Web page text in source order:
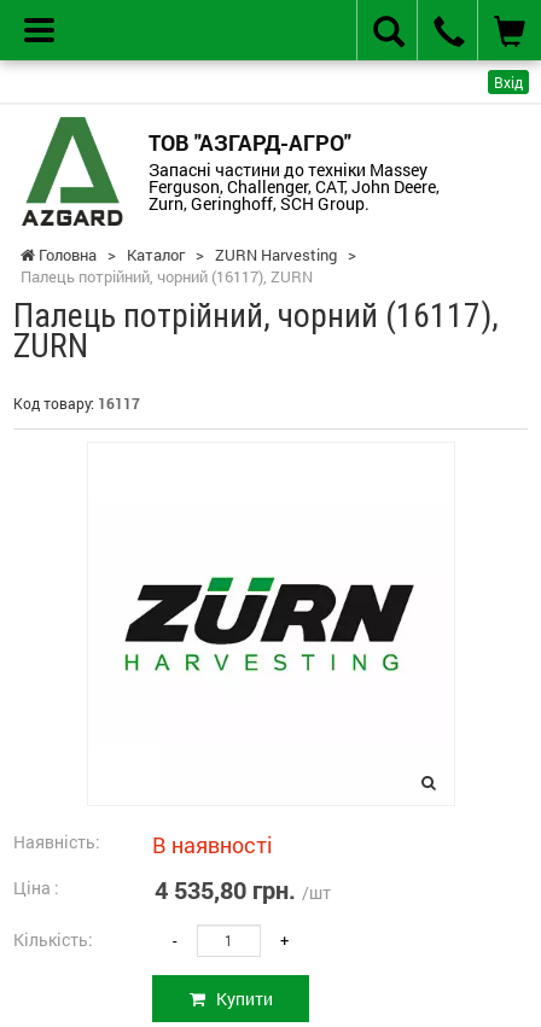
Вхід
ТОВ "АЗГАРД-АГРО"
Запасні частини до техніки Massey
Ferguson, Challenger, CAT, John Deere,
Zurn, Geringhoff, SCH Group.
Головна > Каталог > ZURN Harvesting >
Палець потрійний, чорний (16117), ZURN
Палець потрійний, чорний (16117),
ZURN
Код товару: 16117
Наявність: В наявності
Ціна : 4 535,80 грн. /шт
Кількість: - +
Купити